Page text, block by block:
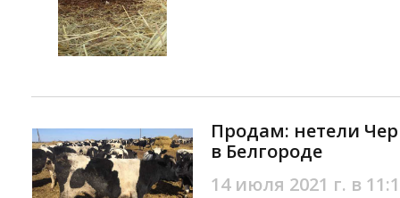
Продам: нетели
в Белгороде
14 июля 2021 г. в